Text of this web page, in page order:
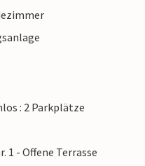
: 2 Parkplätze
1 - Offene Terrasse